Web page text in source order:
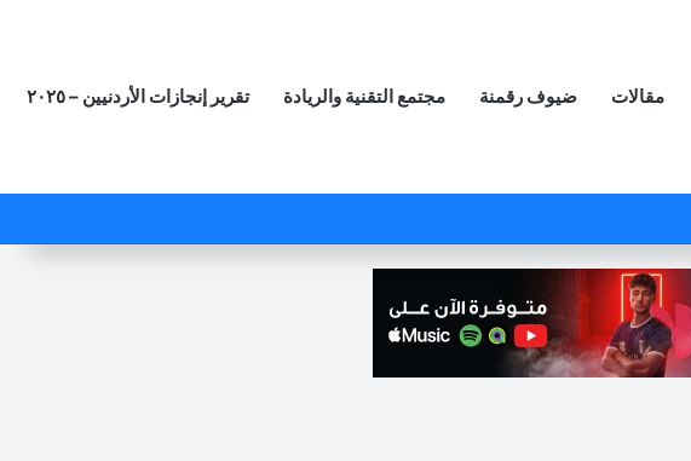
مقالات ضيوف رقمنة مجتمع التقنية والريادة تقرير إنجازات الأردنيين – ٢٠٢٥